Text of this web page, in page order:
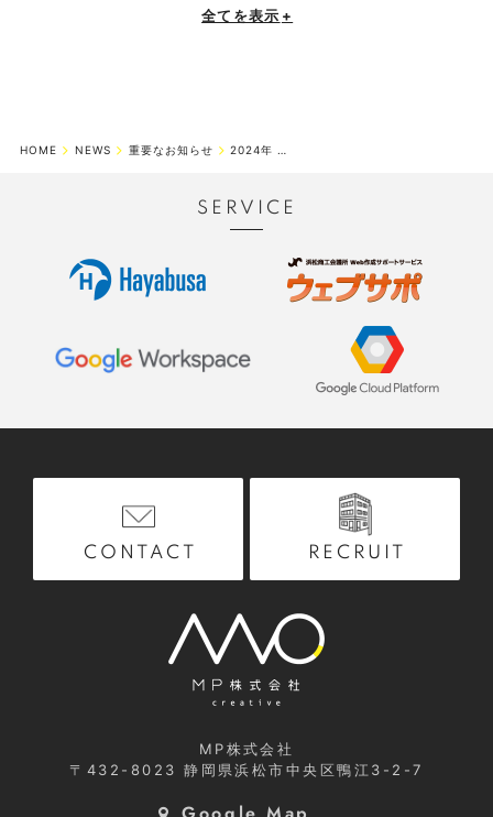
全てを表示 +
HOME NEWS 重要なお知らせ 2024年 年末年始休業期間のお知らせ
SERVICE
CONTACT RECRUIT
MP株式会社
〒432-8023静岡県浜松市中央区鴨江3-2-7